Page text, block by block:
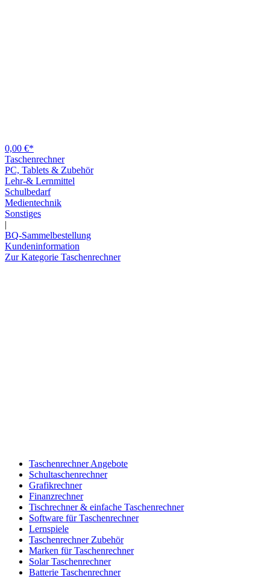
0,00 €*
Taschenrechner
PC, Tablets & Zubehör
Lehr-& Lernmittel
Schulbedarf
Medientechnik
Sonstiges
|
BQ-Sammelbestellung
Kundeninformation
Zur Kategorie Taschenrechner
Taschenrechner Angebote
Schultaschenrechner
Grafikrechner
Finanzrechner
Tischrechner & einfache Taschenrechner
Software für Taschenrechner
Lernspiele
Taschenrechner Zubehör
Marken für Taschenrechner
Solar Taschenrechner
Batterie Taschenrechner